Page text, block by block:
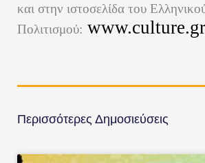
και στην ιστοσελίδα του
Πολιτισμού: www.culture.gr
Περισσότερες Δημοσιεύσεις